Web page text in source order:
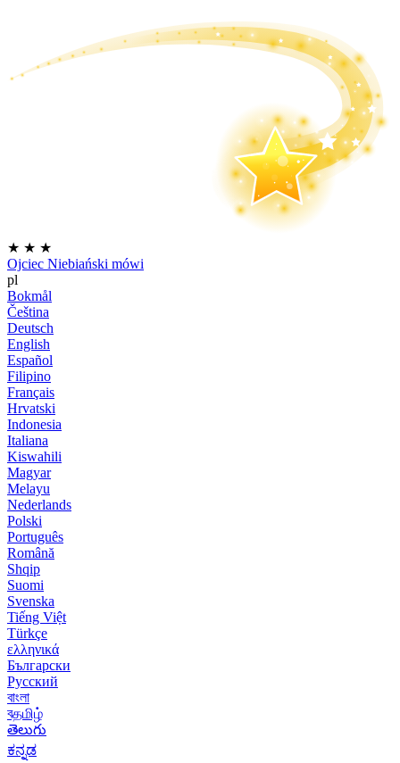
★ ★ ★
Ojciec Niebiański mówi
pl
Bokmål
Čeština
Deutsch
English
Español
Filipino
Français
Hrvatski
Indonesia
Italiana
Kiswahili
Magyar
Melayu
Nederlands
Polski
Português
Română
Shqip
Suomi
Svenska
Tiếng Việt
Türkçe
ελληνικά
Български
Русский
বাংলা
বதமிழ்
తెలుగు
ಕನ್ನಡ